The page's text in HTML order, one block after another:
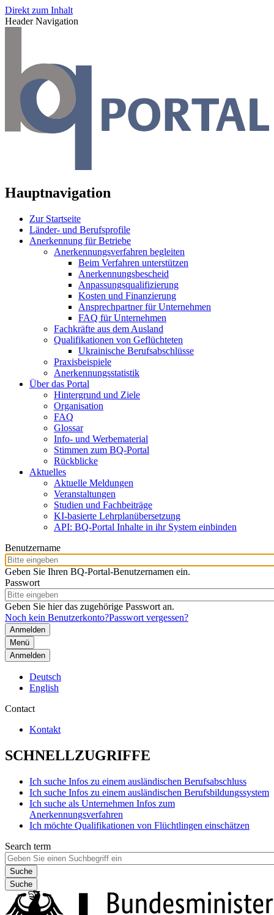
Direkt zum Inhalt
Header Navigation
Hauptnavigation
Zur Startseite
Länder- und Berufsprofile
Anerkennung für Betriebe
Anerkennungsverfahren begleiten
Beim Verfahren unterstützen
Anerkennungsbescheid
Anpassungsqualifizierung
Kosten und Finanzierung
Ansprechpartner für Unternehmen
FAQ für Unternehmen
Fachkräfte aus dem Ausland
Qualifikationen von Geflüchteten
Ukrainische Berufsabschlüsse
Praxisbeispiele
Anerkennungsstatistik
Über das Portal
Hintergrund und Ziele
Organisation
FAQ
Glossar
Info- und Werbematerial
Stimmen zum BQ-Portal
Rückblicke
Aktuelles
Aktuelle Meldungen
Veranstaltungen
Studien und Fachbeiträge
KI-basierte Lehrplanübersetzung
API: BQ-Portal Inhalte in ihr System einbinden
Benutzername
Geben Sie Ihren BQ-Portal-Benutzernamen ein.
Passwort
Geben Sie hier das zugehörige Passwort an.
Noch kein Benutzerkonto?Passwort vergessen?
Menü
Anmelden
Deutsch
English
Contact
Kontakt
SCHNELLZUGRIFFE
Ich suche Infos zu einem ausländischen Berufsabschluss
Ich suche Infos zu einem ausländischen Berufsbildungssystem
Ich suche als Unternehmen Infos zum
Anerkennungsverfahren
Ich möchte Qualifikationen von Flüchtlingen einschätzen
Search term
Suche